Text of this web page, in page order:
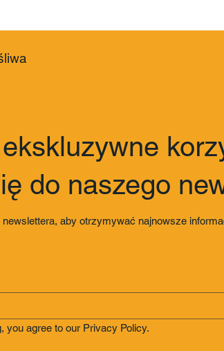
do naszego
aby otrzymywać najnowsze
you agree to our Privacy Policy.